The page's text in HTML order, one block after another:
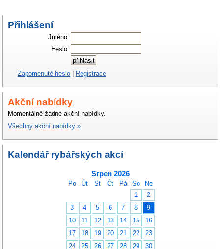
Přihlášení
Jméno:
Heslo:
Zapomenuté heslo Registrace
Akční nabídky
Momentálně žádné akční nabídky.
Všechny akční nabídky »
Kalendář rybářských akcí
Srpen 2026
Po Út St Čt Pá So
Ne
1
2
3
4 5 6 7 8
9
10
11 12 13 14 15
16
17
18 19 20 21 22
23
24
25 26 27 28 29 30